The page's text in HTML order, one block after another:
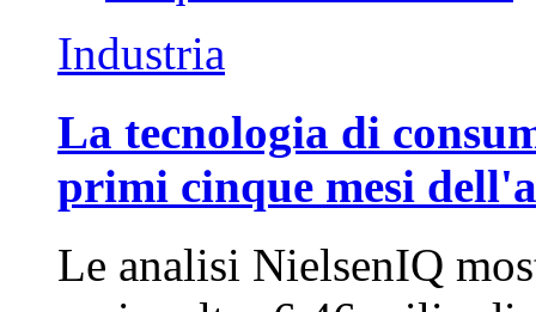
Industria
La tecnologia di
primi cinque mesi
Le analisi NielsenIQ